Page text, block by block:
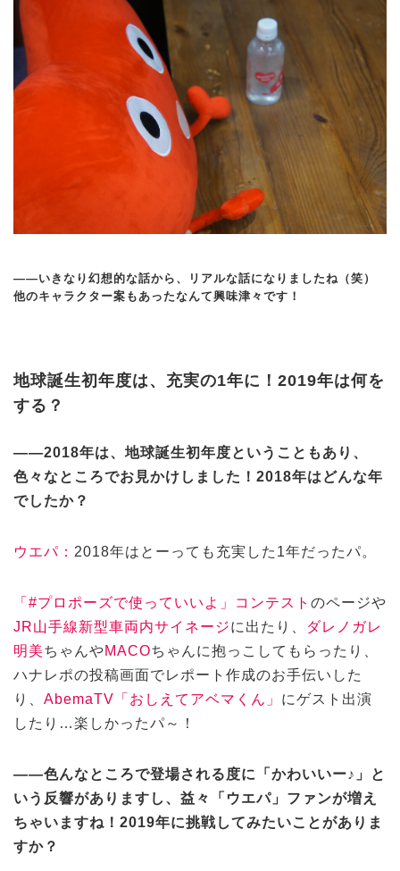
——いきなり幻想的な話から、リアルな話になりましたね（笑）
他のキャラクター案もあったなんて興味津々です！
地球誕生初年度は、充実の1年に！2019年は何を
する？
——2018年は、地球誕生初年度ということもあり、
色々なところでお見かけしました！2018年はどんな年
でしたか？
ウエパ： 2018年はとーっても充実した1年だったパ。
「#プロポーズで使っていいよ」コンテスト のページや
JR山手線新型車両内サイネージに出たり、
ダレノガレ
明美ちゃんやMACOちゃんに抱っこしてもらったり、
ハナレポの投稿画面でレポート作成のお手伝いした
り、 AbemaTV「おしえてアベマくん」 にゲスト出演
したり…楽しかったパ～！
——色んなところで登場される度に「かわいいー♪」と
いう反響がありますし、益々「ウエパ」ファンが増え
ちゃいますね！2019年に挑戦してみたいことがありま
すか？